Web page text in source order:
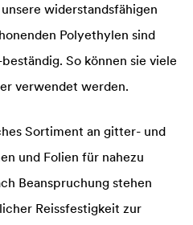
widerstandsfähigen
Polyethy­len sind
So können sie viele
verwendet werden.
Sortiment an gitter- und
und Fo­lien für nahezu
Beanspruchung stehen
Reissfestigkeit zur